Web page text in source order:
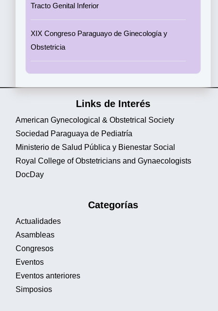
Tracto Genital Inferior
XIX Congreso Paraguayo de Ginecología y
Obstetricia
Links de Interés
American Gynecological & Obstetrical Society
Sociedad Paraguaya de Pediatría
Ministerio de Salud Pública y Bienestar Social
Royal College of Obstetricians and Gynaecologists
DocDay
Categorías
Actualidades
Asambleas
Congresos
Eventos
Eventos anteriores
Simposios